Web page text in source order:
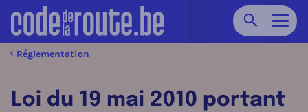
Chercher
Réglementation
Loi du 19 mai 2010 portant